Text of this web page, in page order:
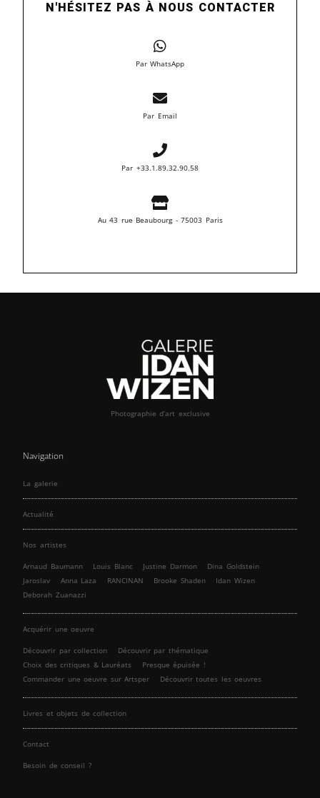
N'HÉSITEZ PAS À NOUS CONTACTER
Par WhatsApp
Par Email
Par +33.1.89.32.90.58
Au 43 rue Beaubourg - 75003 Paris
Photographie d’art exclusive
Navigation
La galerie
Actualité
Nos artistes
Arnaud Baumann Louis Blanc Justine Darmon
Dina Goldstein
Jaroslav
Anna Laza RANCINAN Brooke Shaden
Idan Wizen
Deborah Zuanazzi
Acquérir une oeuvre
Découvrir par collection
Découvrir par thématique
Choix des critiques & Lauréats
Presque épuisée !
Commander une oeuvre sur Artsper
Découvrir toutes les oeuvres
Livres et objets de collection
Contact
Besoin de conseil ?